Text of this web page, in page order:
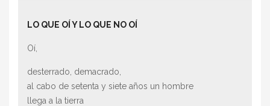
LO QUE OÍ Y LO QUE NO OÍ
Oí,
desterrado, demacrado,
al cabo de setenta y siete años un hombre
llega a la tierra